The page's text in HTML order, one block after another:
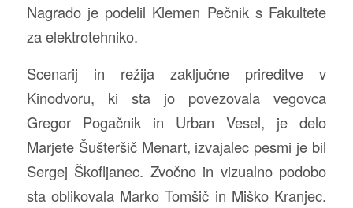
Nagrado je podelil Klemen Pečnik s Fakultete
za elektrotehniko.
Scenarij in režija zaključne prireditve v
Kinodvoru, ki sta jo povezovala vegovca
Gregor Pogačnik in Urban Vesel, je delo
Marjete Šušteršič Menart, izvajalec pesmi je bil
Sergej Škofljanec. Zvočno in vizualno podobo
sta oblikovala Marko Tomšič in Miško Kranjec.